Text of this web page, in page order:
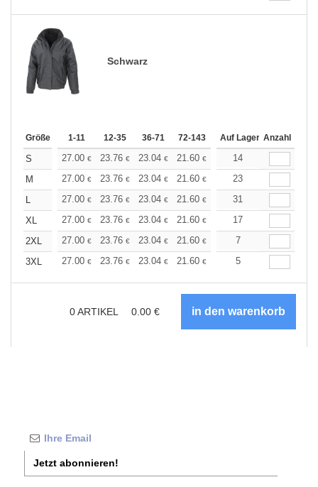
Schwarz
Größe 1-11 12-35 36-71 72-143 144-287 288 +
Auf Lager Anzahl
S 27.00 € 23.76 € 23.04 € 21.60 € 20.52€
14
M
27.00 € 23.76 € 23.04 € 21.60 € 20.52€
23
L
27.00 € 23.76 € 23.04 € 21.60 € 20.52€
31
XL
27.00 € 23.76 € 23.04 € 21.60 € 20.52€
17
2XL
27.00 € 23.76 € 23.04 € 21.60 € 20.52
7
3XL
27.00 € 23.76 € 23.04 € 21.60 € 20.52
5
0ARTIKEL 0.00 €
Jetzt abonnieren!